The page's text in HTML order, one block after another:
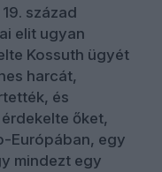
század
elit ugyan
Kossuth ügyét
harcát,
és
őket,
Európában, egy
mindezt egy